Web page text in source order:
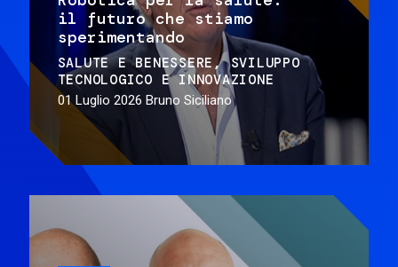
il futuro che stiamo
sperimentando
SALUTE E BENESSERE
SVILUPPO
TECNOLOGICO E INNOVAZIONE
01 Luglio 2026 Bruno Siciliano